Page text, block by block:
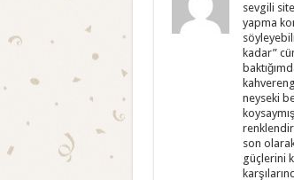
sevgili
yapma
kadar”
neyseki
son
güçlerini